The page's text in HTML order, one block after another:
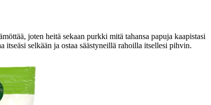
joten heitä sekaan purkki mitä tahansa papuja kaapistasi
selkään ja ostaa säästyneillä rahoilla itsellesi pihvin.